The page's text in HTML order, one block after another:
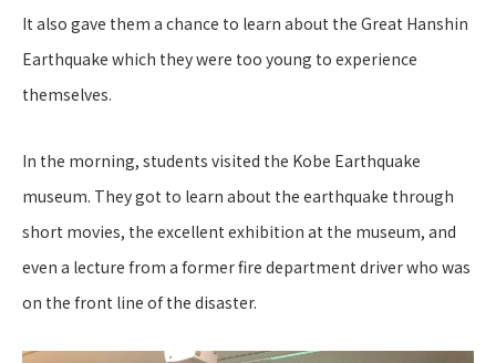
It also gave them a chance to learn about the Great Hanshin
Earthquake which they were too young to experience
themselves.
In the morning, students visited the Kobe Earthquake
museum. They got to learn about the earthquake through
short movies, the excellent exhibition at the museum, and
even a lecture from a former fire department driver who was
on the front line of the disaster.